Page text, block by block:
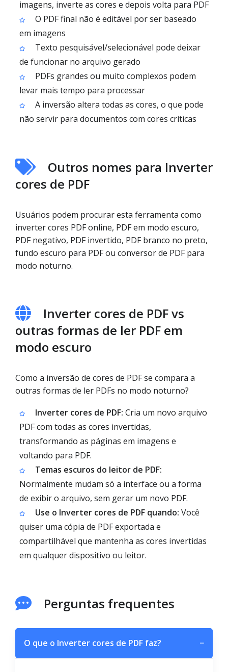
imagens, inverte as cores e depois volta para PDF
O PDF final não é editável por ser baseado
em imagens
Texto pesquisável/selecionável pode deixar
de funcionar no arquivo gerado
PDFs grandes ou muito complexos podem
levar mais tempo para processar
A inversão altera todas as cores, o que pode
não servir para documentos com cores críticas
Outros nomes para Inverter
cores de PDF
Usuários podem procurar esta ferramenta como
inverter cores PDF online, PDF em modo escuro,
PDF negativo, PDF invertido, PDF branco no preto,
fundo escuro para PDF ou conversor de PDF para
modo noturno.
Inverter cores de PDF vs
outras formas de ler PDF em
modo escuro
Como a inversão de cores de PDF se compara a
outras formas de ler PDFs no modo noturno?
Inverter cores de PDF: Cria um novo arquivo
PDF com todas as cores invertidas,
transformando as páginas em imagens e
voltando para PDF.
Temas escuros do leitor de PDF:
Normalmente mudam só a interface ou a forma
de exibir o arquivo, sem gerar um novo PDF.
Use o Inverter cores de PDF quando: Você
quiser uma cópia de PDF exportada e
compartilhável que mantenha as cores invertidas
em qualquer dispositivo ou leitor.
Perguntas frequentes
O que o Inverter cores de PDF faz? −